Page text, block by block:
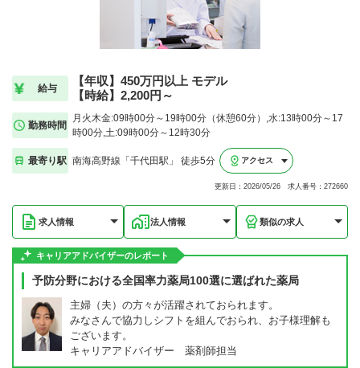
給与
【年収】450万円以上 モデル
【時給】2,200円～
勤務時間
月火木金:09時00分～19時00分（休憩60分）,水:13時00分～17
時00分,土:09時00分～12時30分
最寄り駅 南海高野線「千代田駅」 徒歩5分 アクセス
更新日：2026/05/26 求人番号：272660
求人情報 法人情報 類似の求人
キャリアアドバイザーのレポート
予防分野における全国率力薬局100選に選ばれた薬局
主婦（夫）の方々が活躍されておられます。
みなさんで協力しシフトを組んでおられ、お子様理解も
ございます。
キャリアアドバイザー 薬剤師担当